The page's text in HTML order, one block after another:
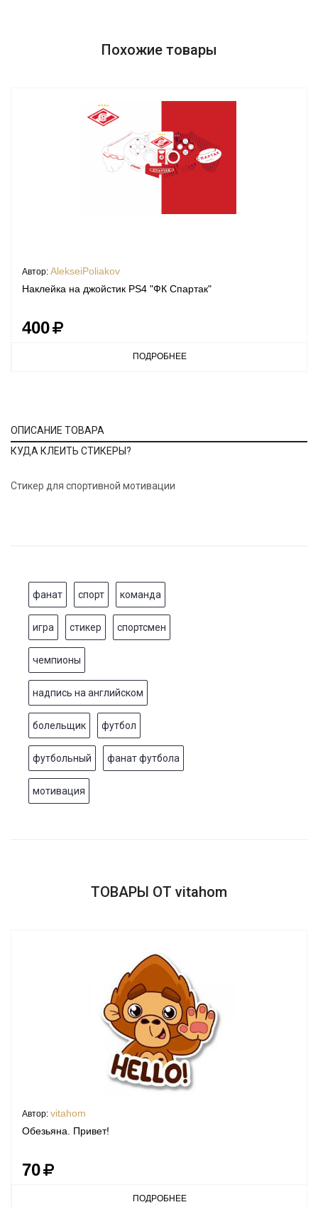
Похожие товары
Автор: AlekseiPoliakov
Наклейка на джойстик PS4 "ФК Спартак"
400
ПОДРОБНЕЕ
ОПИСАНИЕ ТОВАРА
КУДА КЛЕИТЬ СТИКЕРЫ?
Стикер для спортивной мотивации
фанат спорт команда
игра стикер спортсмен
чемпионы
надпись на английском
болельщик футбол
футбольный фанат футбола
мотивация
ТОВАРЫ ОТ vitahom
Автор: vitahom
Обезьяна. Привет!
70
ПОДРОБНЕЕ